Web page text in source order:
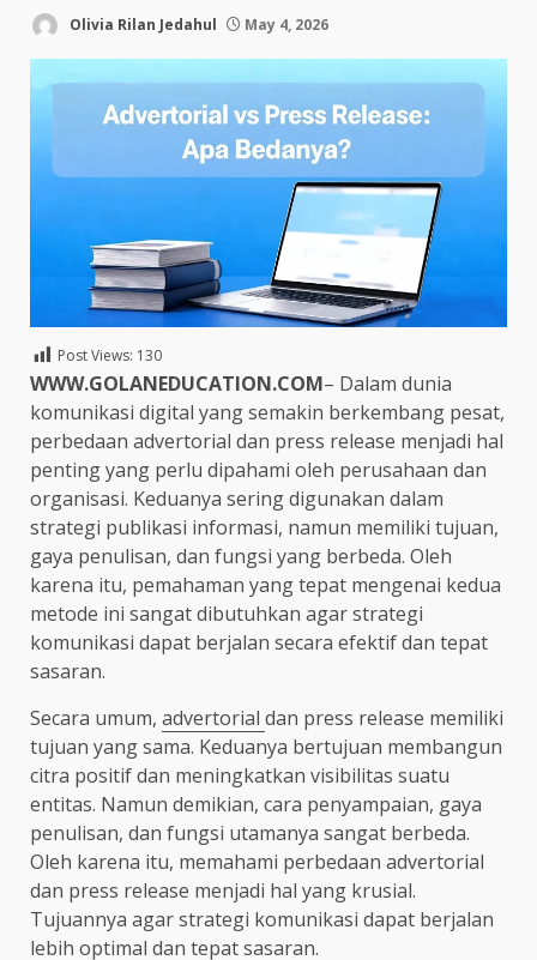
Olivia Rilan Jedahul May 4, 2026
Post Views: 130
WWW.GOLANEDUCATION.COM– Dalam dunia
komunikasi digital yang semakin berkembang pesat,
perbedaan advertorial dan press release menjadi hal
penting yang perlu dipahami oleh perusahaan dan
organisasi. Keduanya sering digunakan dalam
strategi publikasi informasi, namun memiliki tujuan,
gaya penulisan, dan fungsi yang berbeda. Oleh
karena itu, pemahaman yang tepat mengenai kedua
metode ini sangat dibutuhkan agar strategi
komunikasi dapat berjalan secara efektif dan tepat
sasaran.
Secara umum, advertorial dan press release memiliki
tujuan yang sama. Keduanya bertujuan membangun
citra positif dan meningkatkan visibilitas suatu
entitas. Namun demikian, cara penyampaian, gaya
penulisan, dan fungsi utamanya sangat berbeda.
Oleh karena itu, memahami perbedaan advertorial
dan press release menjadi hal yang krusial.
Tujuannya agar strategi komunikasi dapat berjalan
lebih optimal dan tepat sasaran.